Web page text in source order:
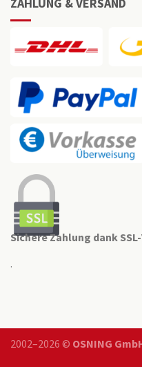
Sichere Zahlung dank
.
2002–2026 © OSNING